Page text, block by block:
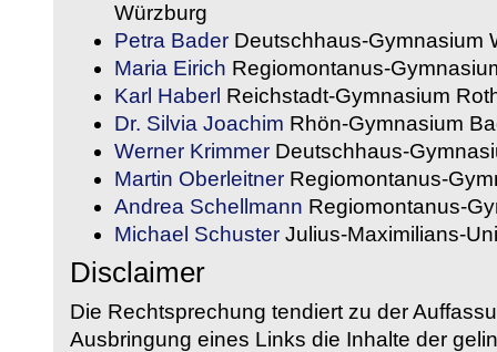
Würzburg
Petra Bader Deutschhaus-Gymnasium
Maria Eirich Regiomontanus-
Karl Haberl Reichstadt-Gymnasium
Dr. Silvia Joachim Rhön-Gymnasium
Werner Krimmer Deutschhaus-
Martin Oberleitner Regiomontanus-
Andrea Schellmann Regiomontanus-
Michael Schuster Julius-Maximilians-
Disclaimer
Die Rechtsprechung tendiert zu der
Ausbringung eines Links die Inhalte der